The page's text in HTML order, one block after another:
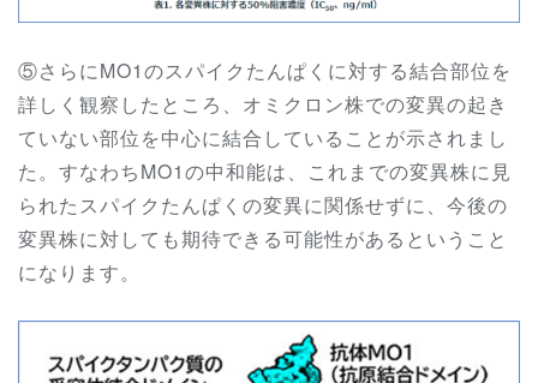
⑤さらにMO1のスパイクたんぱくに対する結合部位を
詳しく観察したところ 、オミクロン株での変異の起き
ていない部位を中心に結合していることが示されまし
た。すなわちMO1の中和能は、これまでの変異株に見
られたスパイクたんぱくの変異に関係せずに、今後の
変異株に対しても期待できる可能性があるということ
になります。